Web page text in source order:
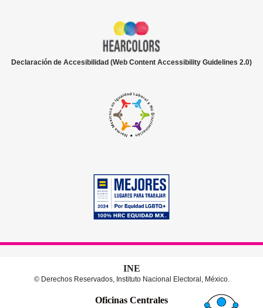
Declaración de Accesibilidad (Web Content Accessibility Guidelines 2.0)
INE
© Derechos Reservados, Instituto Nacional Electoral, México.
Oficinas Centrales